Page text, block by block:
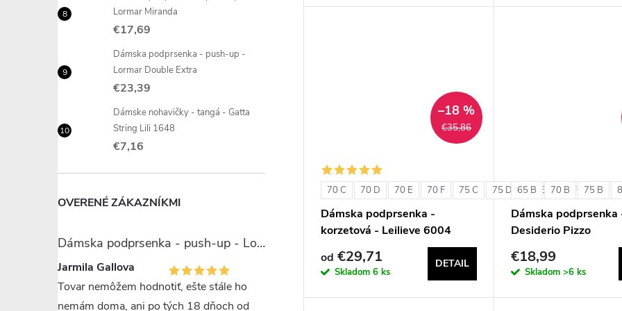
Lormar Miranda
€17,69
Dámska podprsenka - push-up -
Lormar Double Extra
€23,39
Dámske nohavičky - tangá - Gatta
String Lili 1648
€7,16
OVERENÉ ZÁKAZNÍKMI
Dámska podprsenka - push-up - Lormar Miranda
Jarmila Gallova
Tovar nemôžem hodnotiť, ešte stále ho
nemám doma, ani po tých 18 dňoch od
€35,86
–18 %
70 C 70 D 70 E 70 F 75 C 75 D 75 E 75 F 80 C
Dámska podprsenka -
korzetová - Leilieve 6004
od €29,71
Skladom 6 ks
DETAIL
65 B 70 B 75 B
Dámska podprsenka
Desiderio Pizzo
€18,99
Skladom>6 ks